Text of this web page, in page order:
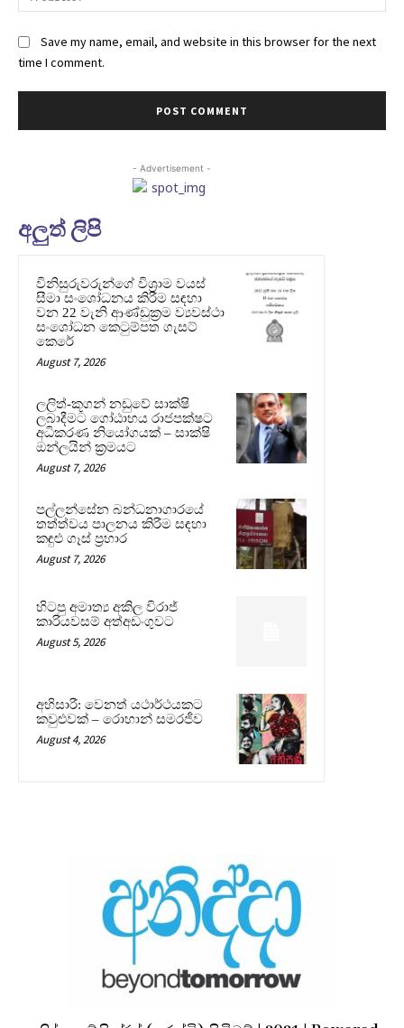
Save my name, email, and website in this browser for the next
time I comment.
- Advertisement -
අලුත් ලිපි
විනිසුරුවරුන්ගේ විශ්‍රාම වයස්
සීමා සංශෝධනය කිරීම සඳහා
වන 22 වැනි ආණ්ඩුක්‍රම ව්‍යවස්ථා
සංශෝධන කෙටුම්පත ගැසට්
කෙරේ
August 7, 2026
ලලිත්-කූගන් නඩුවේ සාක්ෂි
ලබාදීමට ගෝඨාභය රාජපක්ෂට
අධිකරණ නියෝගයක් – සාක්ෂි
ඔන්ලයින් ක්‍රමයට
August 7, 2026
පල්ලන්සේන බන්ධනාගාරයේ
තත්ත්වය පාලනය කිරීම සඳහා
කඳුළු ගෑස් ප්‍රහාර
August 7, 2026
හිටපු අමාත්‍ය අකිල විරාජ්
කාරියවසම් අත්අඩංගුවට
August 5, 2026
අභිසාරී: වෙනත් යථාර්ථයකට
කවුළුවක් – රොහාන් සමරජීව
August 4, 2026